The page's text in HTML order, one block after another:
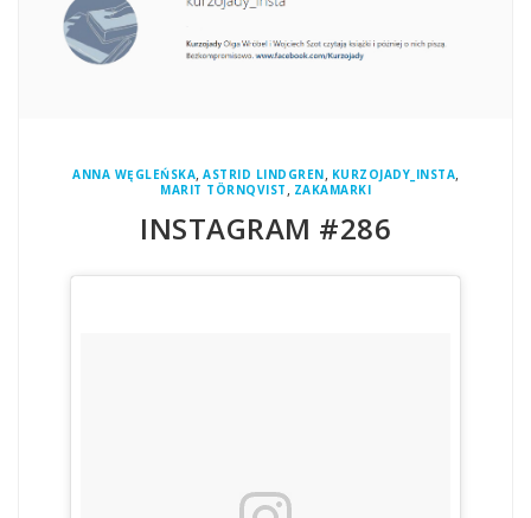
ANNA WĘGLEŃSKA, ASTRID LINDGREN, KURZOJADY_INSTA,
MARIT TÖRNQVIST , ZAKAMARKI
INSTAGRAM #286